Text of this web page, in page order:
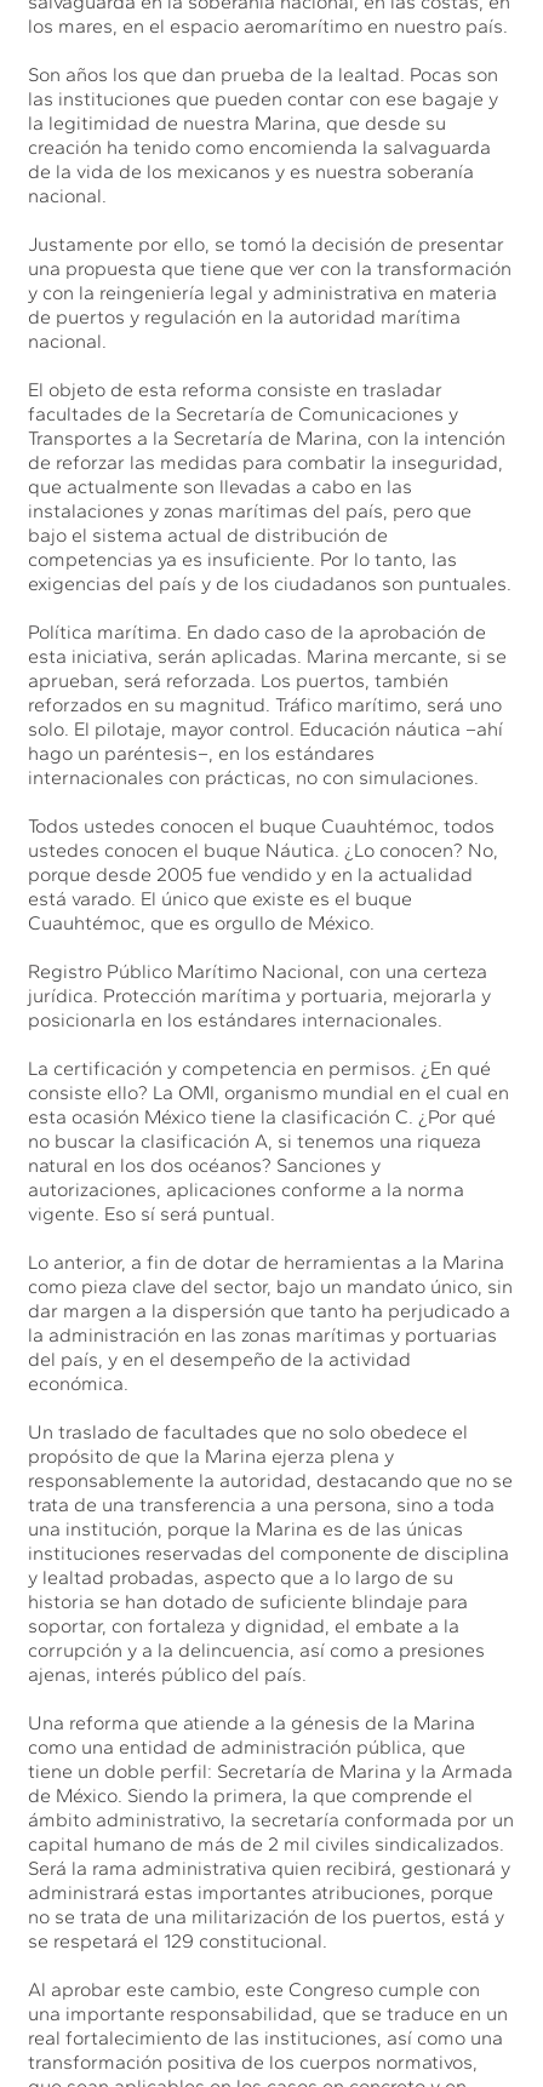
los mares, en el espacio aeromarítimo en nuestro país.
Son años los que dan prueba de la lealtad. Pocas son
las instituciones que pueden contar con ese bagaje y
la legitimidad de nuestra Marina, que desde su
creación ha tenido como encomienda la salvaguarda
de la vida de los mexicanos y es nuestra soberanía
nacional.
Justamente por ello, se tomó la decisión de presentar
una propuesta que tiene que ver con la transformación
y con la reingeniería legal y administrativa en materia
de puertos y regulación en la autoridad marítima
nacional.
El objeto de esta reforma consiste en trasladar
facultades de la Secretaría de Comunicaciones y
Transportes a la Secretaría de Marina, con la intención
de reforzar las medidas para combatir la inseguridad,
que actualmente son llevadas a cabo en las
instalaciones y zonas marítimas del país, pero que
bajo el sistema actual de distribución de
competencias ya es insuficiente. Por lo tanto, las
exigencias del país y de los ciudadanos son puntuales.
Política marítima. En dado caso de la aprobación de
esta iniciativa, serán aplicadas. Marina mercante, si se
aprueban, será reforzada. Los puertos, también
reforzados en su magnitud. Tráfico marítimo, será uno
solo. El pilotaje, mayor control. Educación náutica –ahí
hago un paréntesis­–, en los estándares
internacionales con prácticas, no con simulaciones.
Todos ustedes conocen el buque Cuauhtémoc, todos
ustedes conocen el buque Náutica. ¿Lo conocen? No,
porque desde 2005 fue vendido y en la actualidad
está varado. El único que existe es el buque
Cuauhtémoc, que es orgullo de México.
Registro Público Marítimo Nacional, con una certeza
jurídica. Protección marítima y portuaria, mejorarla y
posicionarla en los estándares internacionales.
La certificación y competencia en permisos. ¿En qué
consiste ello? La OMI, organismo mundial en el cual en
esta ocasión México tiene la clasificación C. ¿Por qué
no buscar la clasificación A, si tenemos una riqueza
natural en los dos océanos? Sanciones y
autorizaciones, aplicaciones conforme a la norma
vigente. Eso sí será puntual.
Lo anterior, a fin de dotar de herramientas a la Marina
como pieza clave del sector, bajo un mandato único, sin
dar margen a la dispersión que tanto ha perjudicado a
la administración en las zonas marítimas y portuarias
del país, y en el desempeño de la actividad
económica.
Un traslado de facultades que no solo obedece el
propósito de que la Marina ejerza plena y
responsablemente la autoridad, destacando que no se
trata de una transferencia a una persona, sino a toda
una institución, porque la Marina es de las únicas
instituciones reservadas del componente de disciplina
y lealtad probadas, aspecto que a lo largo de su
historia se han dotado de suficiente blindaje para
soportar, con fortaleza y dignidad, el embate a la
corrupción y a la delincuencia, así como a presiones
ajenas, interés público del país.
Una reforma que atiende a la génesis de la Marina
como una entidad de administración pública, que
tiene un doble perfil: Secretaría de Marina y la Armada
de México. Siendo la primera, la que comprende el
ámbito administrativo, la secretaría conformada por un
capital humano de más de 2 mil civiles sindicalizados.
Será la rama administrativa quien recibirá, gestionará y
administrará estas importantes atribuciones, porque
no se trata de una militarización de los puertos, está y
se respetará el 129 constitucional.
Al aprobar este cambio, este Congreso cumple con
una importante responsabilidad, que se traduce en un
real fortalecimiento de las instituciones, así como una
transformación positiva de los cuerpos normativos,